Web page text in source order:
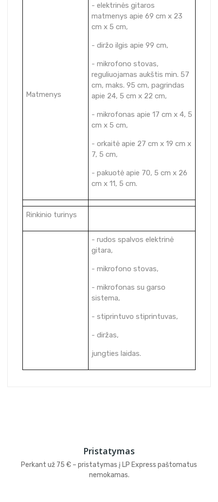
Matmenys
- elektrinės gitaros
matmenys apie 69 cm x 23
cm x 5 cm,
- diržo ilgis apie 99 cm,
- mikrofono stovas,
reguliuojamas aukštis min. 57
cm, maks. 95 cm, pagrindas
apie 24, 5 cm x 22 cm,
- mikrofonas apie 17 cm x 4, 5
cm x 5 cm,
- orkaitė apie 27 cm x 19 cm x
7, 5 cm,
- pakuotė apie 70, 5 cm x 26
cm x 11, 5 cm.
Rinkinio turinys
- rudos spalvos elektrinė
gitara,
- mikrofono stovas,
- mikrofonas su garso
sistema,
- stiprintuvo stiprintuvas,
- diržas,
jungties laidas.
Pristatymas
Perkant už 75 € – pristatymas į LP Express paštomatus
nemokamas.